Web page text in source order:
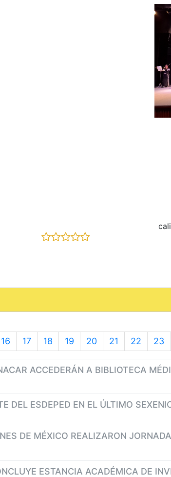
16 17 18 19 20 21 22 23
ACCEDERÁN A BIBLIOTECA
DEL ESDEPED EN EL ÚLTIMO
DE MÉXICO REALIZARON
ESTANCIA ACADÉMICA DE